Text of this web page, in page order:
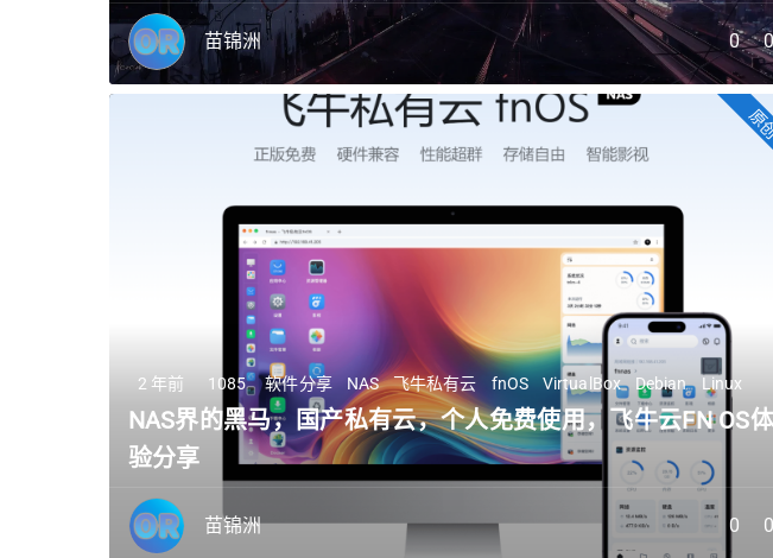
苗锦洲 0 0
2 年前 1085 软件分享 NAS 飞牛私有云 fnOS VirtualBox Debian Linux
NAS界的黑马，国产私有云，个人免费使用，飞牛云FN OS体
验分享
苗锦洲 0 0
原